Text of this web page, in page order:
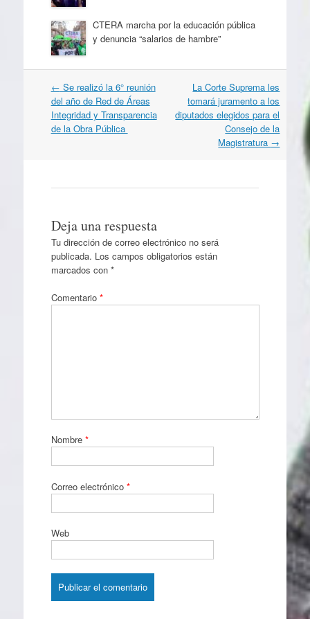
CTERA marcha por la educación pública
y denuncia “salarios de hambre”
Navegación
por
artículos
← Se realizó la 6° reunión
del año de Red de Áreas
Integridad y Transparencia
de la Obra Pública
La Corte Suprema les
tomará juramento a los
diputados elegidos para el
Consejo de la
Magistratura →
Deja una respuesta
Tu dirección de correo electrónico no será
publicada. Los campos obligatorios están
marcados con *
Comentario *
Nombre *
Correo electrónico *
Web